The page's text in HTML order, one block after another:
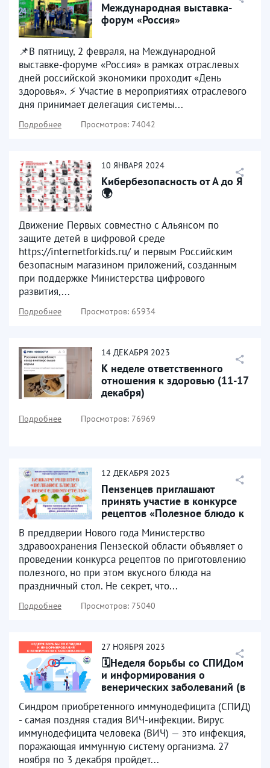
Международная выставка-
форум «Россия»
📌В пятницу, 2 февраля, на Международной
выставке-форуме «Россия» в рамках отраслевых
дней российской экономики проходит «День
здоровья». ⚡️ Участие в мероприятиях отраслевого
дня принимает делегация системы...
Подробнее Просмотров: 74042
10 ЯНВАРЯ 2024
Кибербезопасность от А до Я
🌍
Движение Первых совместно с Альянсом по
защите детей в цифровой среде
https://internetforkids.ru/ и первым Российским
безопасным магазином приложений, созданным
при поддержке Министерства цифрового
развития,...
Подробнее Просмотров: 65934
14 ДЕКАБРЯ 2023
К неделе ответственного
отношения к здоровью (11-17
декабря)
Подробнее Просмотров: 76969
12 ДЕКАБРЯ 2023
Пензенцев приглашают
принять участие в конкурсе
рецептов «Полезное блюдо к
В преддверии Нового года Министерство
здравоохранения Пензеской области объявляет о
проведении конкурса рецептов по приготовлению
полезного, но при этом вкусного блюда на
праздничный стол. Не секрет, что...
Подробнее Просмотров: 75040
27 НОЯБРЯ 2023
🗓Неделя борьбы со СПИДом
и информирования о
венерических заболеваний (в
Синдром приобретенного иммунодефицита (СПИД)
- самая поздняя стадия ВИЧ-инфекции. Вирус
иммунодефицита человека (ВИЧ) — это инфекция,
поражающая иммунную систему организма. 27
ноября по 3 декабря пройдет...